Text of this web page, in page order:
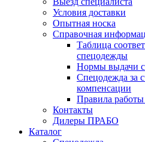
Условия доставки
Опытная носка
Справочная
Таблица
спецодежды
Нормы выдачи
Спецодежда за
компенсации
Правила
Контакты
Дилеры ПРАБО
Каталог